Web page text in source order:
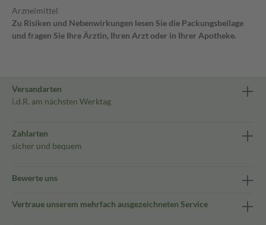
Arzneimittel
Zu Risiken und Nebenwirkungen lesen Sie die Packungsbeilage
und fragen Sie Ihre Ärztin, Ihren Arzt oder in Ihrer Apotheke.
Versandarten
i.d.R. am nächsten Werktag
Zahlarten
sicher und bequem
Bewerte uns
Vertraue unserem mehrfach ausgezeichneten Service